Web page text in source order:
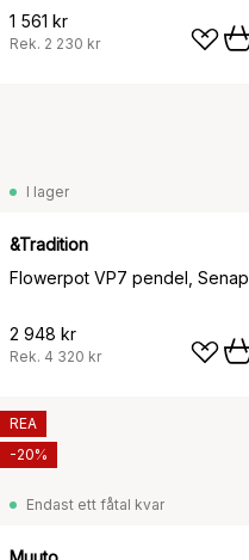
1 561 kr
Rek. 2 230 kr
I lager
&Tradition
Flowerpot VP7 pendel, Senap
2 948 kr
Rek. 4 320 kr
Endast ett fåtal kvar
REA
-20%